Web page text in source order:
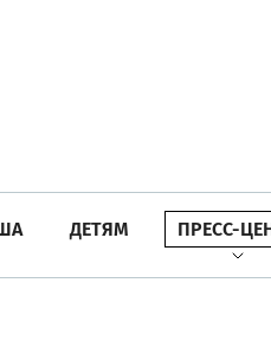
ДЕТЯМ ПРЕСС-